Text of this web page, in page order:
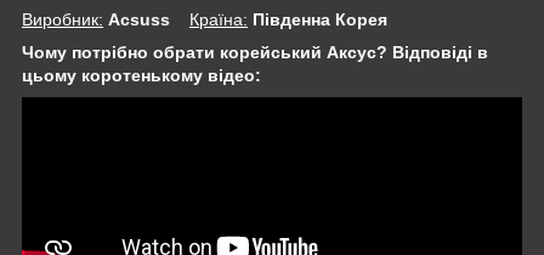
Виробник: Acsuss Крaїна: Південна Корея
Чому потрібно обрати корейський Аксус? Відповіді в
цьому коротенькому відео: